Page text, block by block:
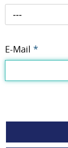
---
E-Mail *